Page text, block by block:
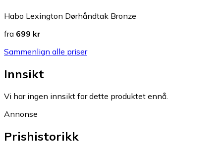
Habo Lexington Dørhåndtak Bronze
fra 699 kr
Sammenlign alle priser
Innsikt
Vi har ingen innsikt for dette produktet ennå.
Annonse
Prishistorikk